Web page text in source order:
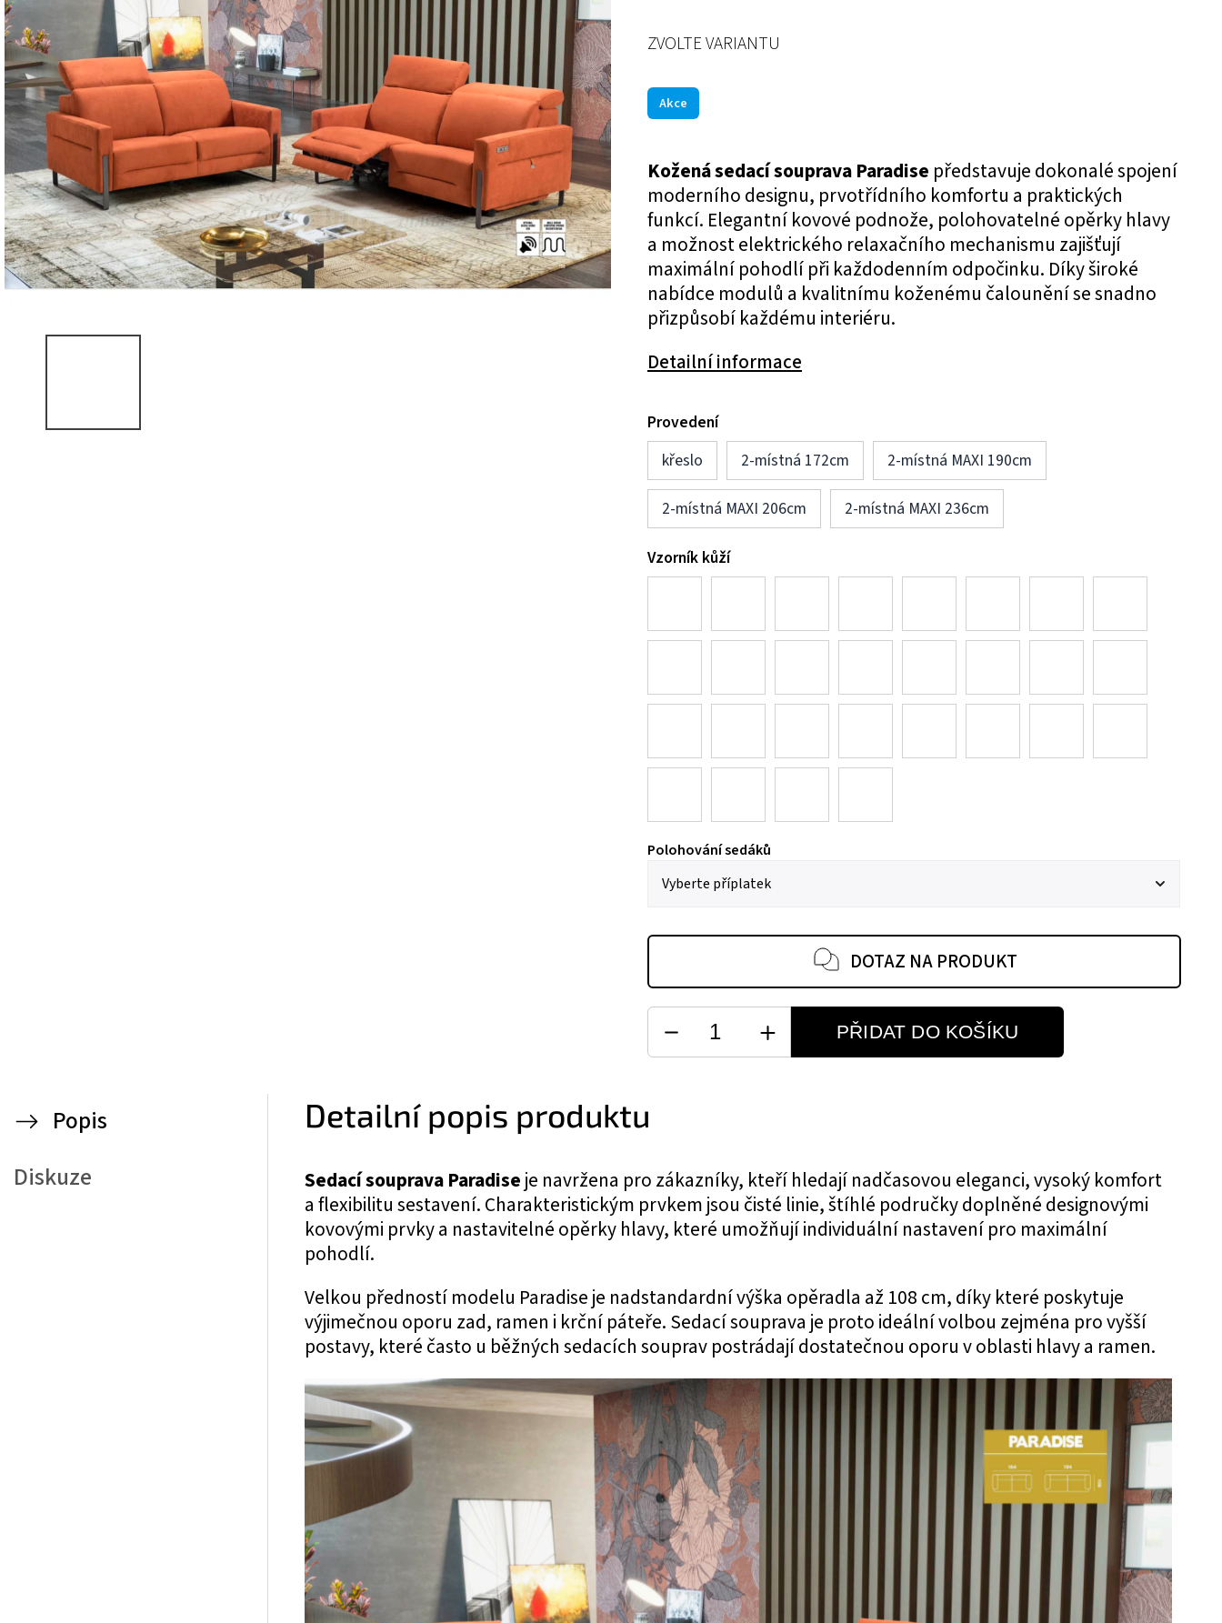
Kožená sedací souprava Paradise představuje dokonalé spojení
moderního designu, prvotřídního komfortu a praktických
funkcí. Elegantní kovové podnože, polohovatelné opěrky hlavy
a možnost elektrického relaxačního mechanismu zajišťují
maximální pohodlí při každodenním odpočinku. Díky široké
nabídce modulů a kvalitnímu koženému čalounění se snadno
přizpůsobí každému interiéru.
Detailní informace
Akce
Provedení
křeslo
2-místná 172cm 2-místná MAXI 190cm
2-místná MAXI 206cm 2-místná MAXI 236cm
Vzorník kůží
Polohování sedáků
ZVOLTE VARIANTU
DOTAZ NA PRODUKT
PŘIDAT DO KOŠÍKU
Popis
Diskuze
Detailní popis produktu
Sedací souprava Paradiseje navržena pro zákazníky, kteří hledají nadčasovou eleganci, vysoký komfort
a flexibilitu sestavení. Charakteristickým prvkem jsou čisté linie, štíhlé područky doplněné designovými
kovovými prvky a nastavitelné opěrky hlavy, které umožňují individuální nastavení pro maximální
pohodlí.
Velkou předností modelu Paradise je nadstandardní výška opěradla až 108 cm, díky které poskytuje
výjimečnou oporu zad, ramen i krční páteře. Sedací souprava je proto ideální volbou zejména pro vyšší
postavy, které často u běžných sedacích souprav postrádají dostatečnou oporu v oblasti hlavy a ramen.